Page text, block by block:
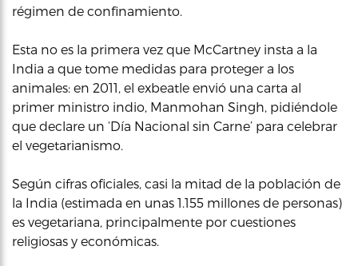
régimen de confinamiento.
Esta no es la primera vez que McCartney insta a la
India a que tome medidas para proteger a los
animales: en 2011, el exbeatle envió una carta al
primer ministro indio, Manmohan Singh, pidiéndole
que declare un ‘Día Nacional sin Carne’ para celebrar
el vegetarianismo.
Según cifras oficiales, casi la mitad de la población de
la India (estimada en unas 1.155 millones de personas)
es vegetariana, principalmente por cuestiones
religiosas y económicas.